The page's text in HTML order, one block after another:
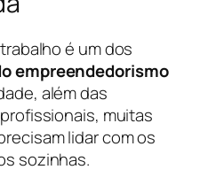
é um dos
empreendedorismo
além das
muitas
lidar com os
sozinhas.